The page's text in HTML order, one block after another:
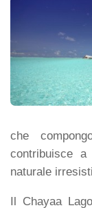
che
contribuisce
naturale
Il Chayaa